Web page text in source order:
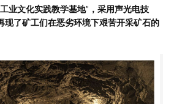
业文化实践教学基地” ，采用声光电技
现了矿工们在恶劣环境下艰苦开采矿石的